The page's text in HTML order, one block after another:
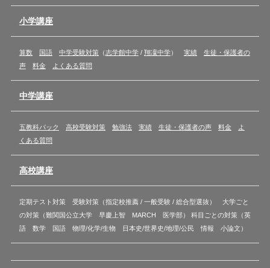
小学講座
算数 国語 中学受験対策（志学館中学/ 翔凜中学） 実績
生徒・保護者の
声
料金 よくある質問
中学講座
五教科パック 高校受験対策 勉強法 実績 生徒・保護者の声 料金
よ
くある質問
高校講座
定期テスト対策 受験対策（指定校推薦 / 一般受験 / 総合型選抜） 大学ごと
の対策（難関国公立大学 早慶上智 MARCH 医学部） 科目ごとの対策（英
語 数学 国語 物理/化学/生物 日本史/世界史/地理/公民 情報 小論文）